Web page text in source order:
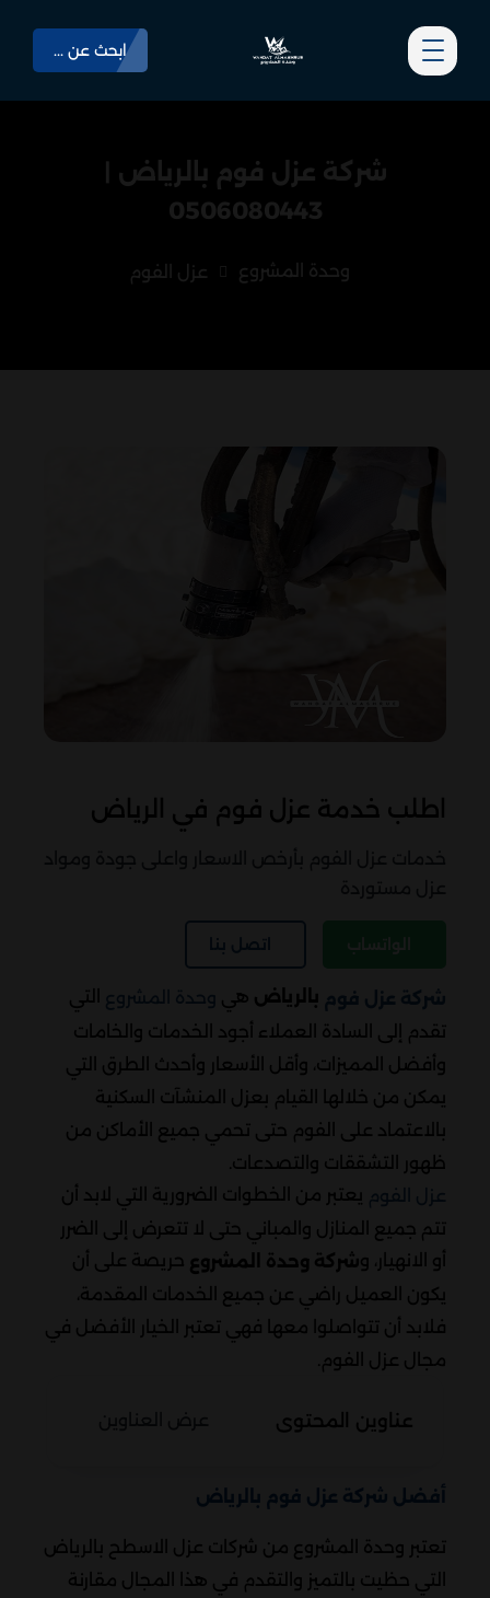
ابحث عن ...
شركة عزل فوم بالرياض |
0506080443
وحدة المشروع عزل الفوم
اطلب خدمة عزل فوم في الرياض
بالرياض هي
التي
تقدم إلى السادة العملاء أجود الخدمات والخامات
وأفضل المميزات، وأقل الأسعار وأحدث الطرق التي
يمكن من خلالها القيام بعزل المنشآت السكنية
بالاعتماد على الفوم حتى تحمي جميع الأماكن من
ظهور التشققات والتصدعات.
يعتبر من الخطوات الضرورية التي لابد أن
تتم جميع المنازل والمباني حتى لا تتعرض إلى الضرر
أو الانهيار، وشركة وحدة المشروع حريصة على أن
يكون العميل راضي عن جميع الخدمات المقدمة،
فلابد أن تتواصلوا معها فهي تعتبر الخيار الأفضل في
مجال عزل الفوم.
عناوين المحتوى
أفضل شركة عزل فوم بالرياض
تعتبر وحدة المشروع من شركات عزل الاسطح بالرياض
التي حظيت بالتميز والتقدم في هذا المجال مقارنة